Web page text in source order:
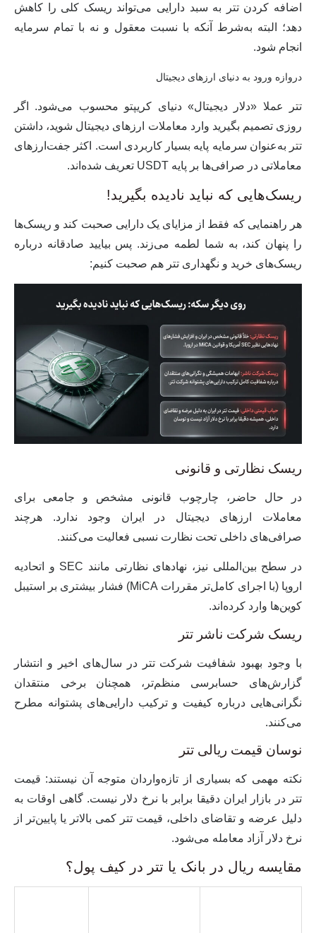
اضافه کردن تتر به سبد دارایی می‌تواند ریسک کلی را کاهش
دهد؛ البته به‌شرط آنکه با نسبت معقول و نه با تمام سرمایه
انجام شود.
دروازه ورود به دنیای ارزهای دیجیتال
تتر عملا «دلار دیجیتال» دنیای کریپتو محسوب می‌شود. اگر
روزی تصمیم بگیرید وارد معاملات ارزهای دیجیتال شوید، داشتن
تتر به‌عنوان سرمایه پایه بسیار کاربردی است. اکثر جفت‌ارزهای
معاملاتی در صرافی‌ها بر پایه USDT تعریف شده‌اند.
ریسک‌هایی که نباید نادیده بگیرید!
هر راهنمایی که فقط از مزایای یک دارایی صحبت کند و ریسک‌ها
را پنهان کند، به شما لطمه می‌زند. پس بیایید صادقانه درباره
ریسک‌های خرید و نگهداری تتر هم صحبت کنیم:
ریسک نظارتی و قانونی
در حال حاضر، چارچوب قانونی مشخص و جامعی برای
معاملات ارزهای دیجیتال در ایران وجود ندارد. هرچند
صرافی‌های داخلی تحت نظارت نسبی فعالیت می‌کنند.
در سطح بین‌المللی نیز، نهادهای نظارتی مانند SEC و اتحادیه
اروپا (با اجرای کامل‌تر مقررات MiCA) فشار بیشتری بر استیبل
کوین‌ها وارد کرده‌اند.
ریسک شرکت ناشر تتر
با وجود بهبود شفافیت شرکت تتر در سال‌های اخیر و انتشار
گزارش‌های حسابرسی منظم‌تر، همچنان برخی منتقدان
نگرانی‌هایی درباره کیفیت و ترکیب دارایی‌های پشتوانه مطرح
می‌کنند.
نوسان قیمت ریالی تتر
نکته مهمی که بسیاری از تازه‌واردان متوجه آن نیستند: قیمت
تتر در بازار ایران دقیقا برابر با نرخ دلار نیست. گاهی اوقات به
دلیل عرضه و تقاضای داخلی، قیمت تتر کمی بالاتر یا پایین‌تر از
نرخ دلار آزاد معامله می‌شود.
مقایسه ریال در بانک یا تتر در کیف پول؟